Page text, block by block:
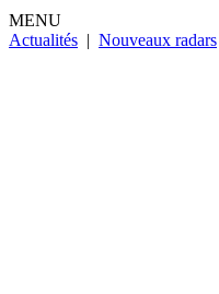
MENU
Actualités | Nouveaux radars